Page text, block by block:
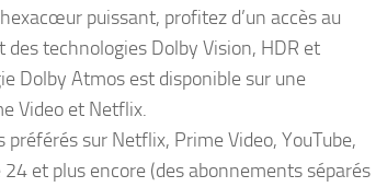
puissant, profitez d’un accès au
des technologies Dolby Vision, HDR et
Dolby Atmos est disponible sur une
Video et Netflix.
préférés sur Netflix, Prime Video, YouTube,
24 et plus encore (des abonnements séparés